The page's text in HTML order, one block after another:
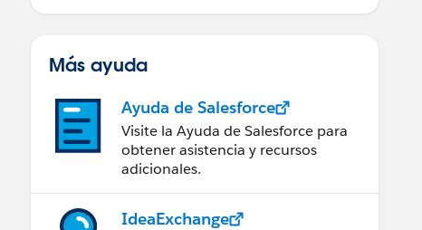
Más ayuda
Ayuda de Salesforce
Visite la Ayuda de Salesforce para
obtener asistencia y recursos
adicionales.
IdeaExchange